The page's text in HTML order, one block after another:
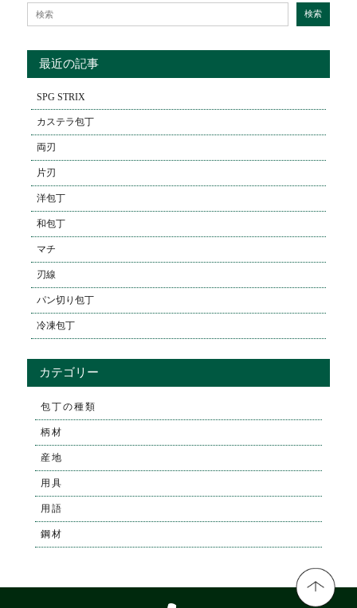
Search for:
検索
最近の記事
SPG STRIX
カステラ包丁
両刃
片刃
洋包丁
和包丁
マチ
刃線
パン切り包丁
冷凍包丁
カテゴリー
包丁の種類
柄材
産地
用具
用語
鋼材